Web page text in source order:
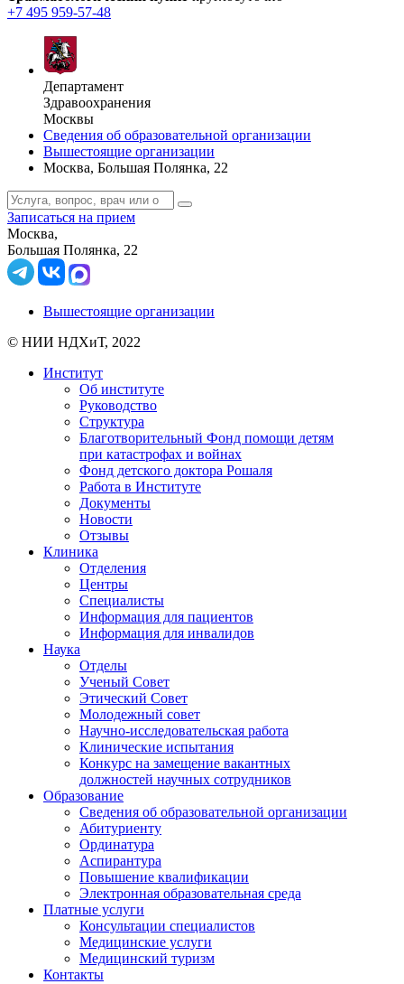
+7 495 959-57-48
Департамент
Здравоохранения
Москвы
Сведения об образовательной организации
Вышестоящие организации
Москва, Большая Полянка, 22
Записаться на прием
Москва,
Большая Полянка, 22
Вышестоящие организации
© НИИ НДХиТ, 2022
Институт
Об институте
Руководство
Структура
Благотворительный Фонд помощи детям
при катастрофах и войнах
Фонд детского доктора Рошаля
Работа в Институте
Документы
Новости
Отзывы
Клиника
Отделения
Центры
Специалисты
Информация для пациентов
Информация для инвалидов
Наука
Отделы
Ученый Совет
Этический Совет
Молодежный совет
Научно-исследовательская работа
Клинические испытания
Конкурс на замещение вакантных
должностей научных сотрудников
Образование
Сведения об образовательной организации
Абитуриенту
Ординатура
Аспирантура
Повышение квалификации
Электронная образовательная среда
Платные услуги
Консультации специалистов
Медицинские услуги
Медицинский туризм
Контакты